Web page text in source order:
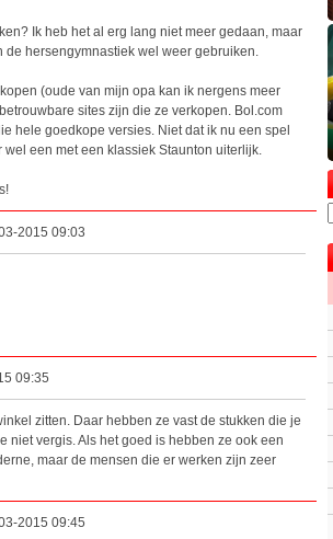
Ik heb het al erg lang niet meer gedaan, maar
de hersengymnastiek wel weer gebruiken.
(oude van mijn opa kan ik nergens meer
sites zijn die ze verkopen. Bol.com
hele goedkope versies. Niet dat ik nu een spel
een met een klassiek Staunton uiterlijk.
2015 09:03
09:35
zitten. Daar hebben ze vast de stukken die je
niet vergis. Als het goed is hebben ze ook een
maar de mensen die er werken zijn zeer
2015 09:45